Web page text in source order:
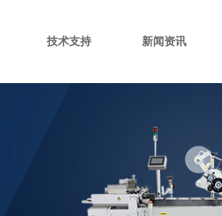
技术支持 新闻资讯